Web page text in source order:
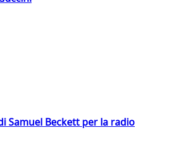
Samuel Beckett per la radio